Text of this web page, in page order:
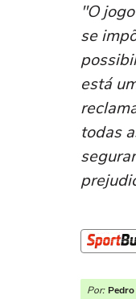
"O
se
está
todas
Por: